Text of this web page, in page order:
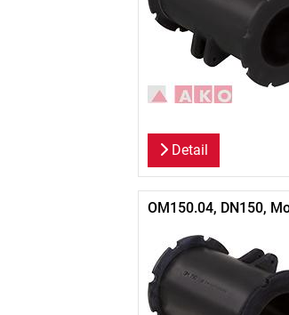
Detail
OM150.04, DN150,